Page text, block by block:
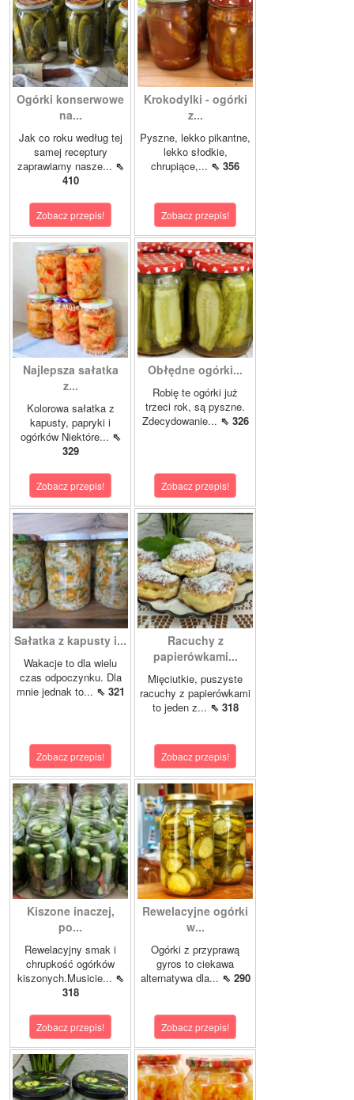
Ogórki konserwowe
na...
Jak co roku według tej
samej receptury
zaprawiamy nasze... ⇖
410
Zobacz przepis!
Krokodylki - ogórki
z...
Pyszne, lekko pikantne,
lekko słodkie,
chrupiące,... ⇖ 356
Zobacz przepis!
Najlepsza sałatka
z...
Kolorowa sałatka z
kapusty, papryki i
ogórków Niektóre... ⇖
329
Zobacz przepis!
Obłędne ogórki...
Robię te ogórki już
trzeci rok, są pyszne.
Zdecydowanie... ⇖ 326
Zobacz przepis!
Sałatka z kapusty i...
Wakacje to dla wielu
czas odpoczynku. Dla
mnie jednak to... ⇖ 321
Zobacz przepis!
Racuchy z
papierówkami...
Mięciutkie, puszyste
racuchy z papierówkami
to jeden z... ⇖ 318
Zobacz przepis!
Kiszone inaczej,
po...
Rewelacyjny smak i
chrupkość ogórków
kiszonych.Musicie... ⇖
318
Zobacz przepis!
Rewelacyjne ogórki
w...
Ogórki z przyprawą
gyros to ciekawa
alternatywa dla... ⇖ 290
Zobacz przepis!